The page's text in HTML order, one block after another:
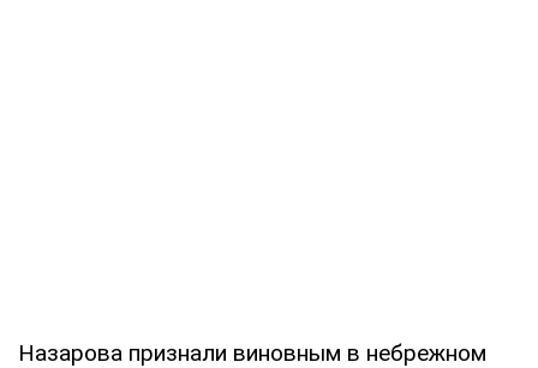
Назарова признали виновным в небрежном